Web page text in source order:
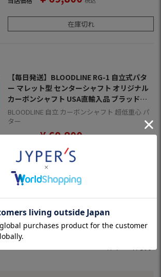
在庫切れ
【毎日発送】BLOODLINE RG-1 自立式パタ
ー マレット型 センターシャフト オリジナル
カーボンシャフト USA直輸入品 ブラッドラ
イン パター
BLOODLINE 自立 カーボンシャフト 超低重心 パ
ター
当店価格 ¥69,800 税込
在庫切れ
い順 価格が高い順 優先度順